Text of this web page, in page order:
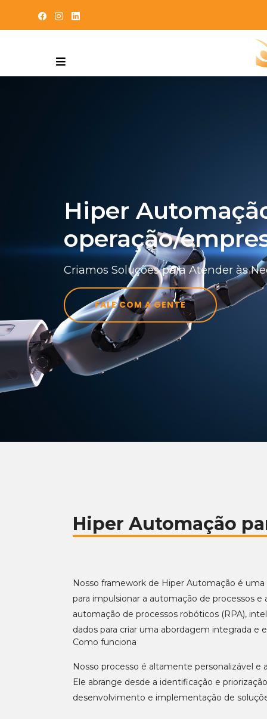
Hiper
operação/
Criamos Soluções para Atender às
FALE COM A GENTE
Hiper Automação
Nosso framework de Hiper Automação é
para impulsionar a automação de processos
automação de processos robóticos (RPA),
dados para criar uma abordagem integrada e
Como funciona
Nosso processo é altamente personalizável e
Ele abrange desde a identificação e
desenvolvimento e implementação de